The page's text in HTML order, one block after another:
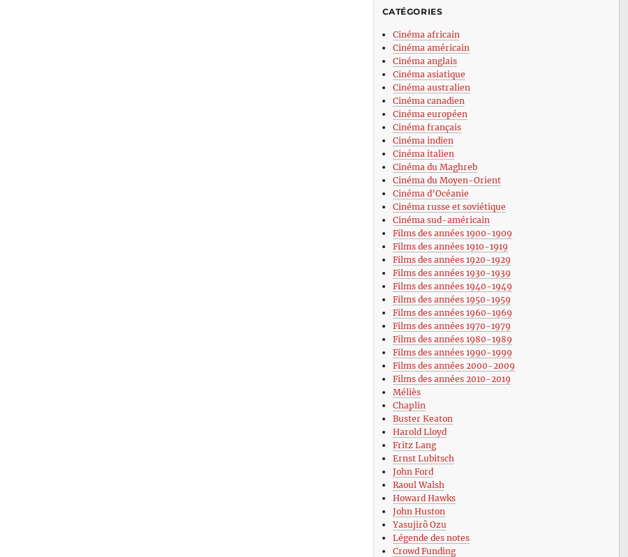
CATÉGORIES
Cinéma africain
Cinéma américain
Cinéma anglais
Cinéma asiatique
Cinéma australien
Cinéma canadien
Cinéma européen
Cinéma français
Cinéma indien
Cinéma italien
Cinéma du Maghreb
Cinéma du Moyen-Orient
Cinéma d’Océanie
Cinéma russe et soviétique
Cinéma sud-américain
Films des années 1900-1909
Films des années 1910-1919
Films des années 1920-1929
Films des années 1930-1939
Films des années 1940-1949
Films des années 1950-1959
Films des années 1960-1969
Films des années 1970-1979
Films des années 1980-1989
Films des années 1990-1999
Films des années 2000-2009
Films des années 2010-2019
Méliès
Chaplin
Buster Keaton
Harold Lloyd
Fritz Lang
Ernst Lubitsch
John Ford
Raoul Walsh
Howard Hawks
John Huston
Yasujirô Ozu
Légende des notes
Crowd Funding